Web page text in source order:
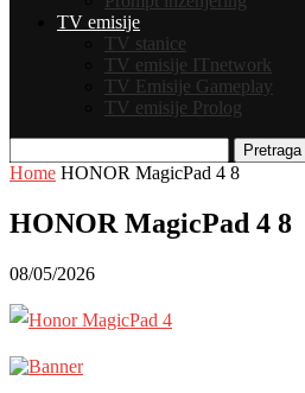
TV emisije
TV stanice
TV emisije ITnetwork
TV Emisije Gameplay
TV emisije Prolog
Pretraga
Home HONOR MagicPad 4 8
HONOR MagicPad 4 8
08/05/2026